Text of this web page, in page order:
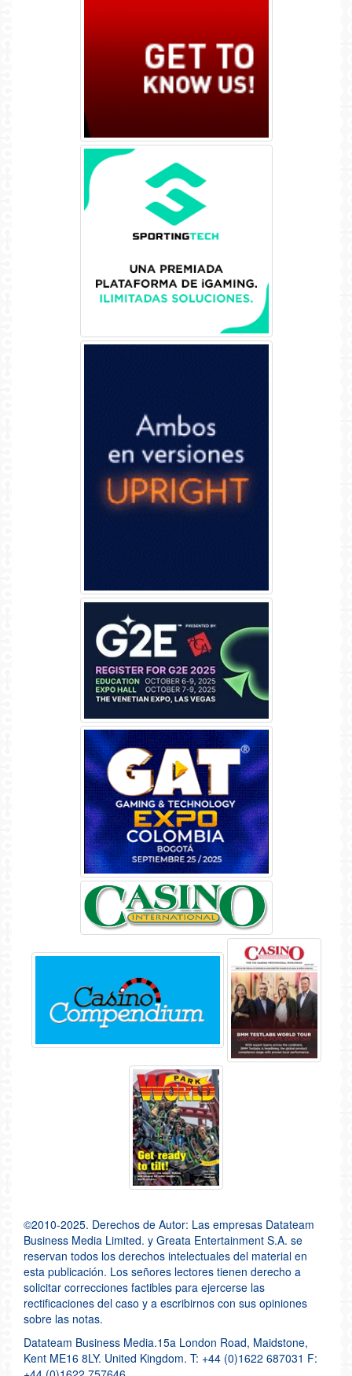
©2010-2025. Derechos de Autor: Las empresas Datateam
Business Media Limited. y Greata Entertainment S.A. se
reservan todos los derechos intelectuales del material en
esta publicación. Los señores lectores tienen derecho a
solicitar correcciones factibles para ejercerse las
rectificaciones del caso y a escribirnos con sus opiniones
sobre las notas.
Datateam Business Media.15a London Road, Maidstone,
Kent ME16 8LY. United Kingdom. T: +44 (0)1622 687031 F: